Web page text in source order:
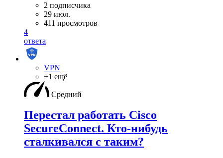
2 подписчика
29 июл.
411 просмотров
4
ответа
VPN
+1 ещё
Средний
Перестал работать Cisco
SecureConnect. Кто-нибудь
сталкивался с таким?